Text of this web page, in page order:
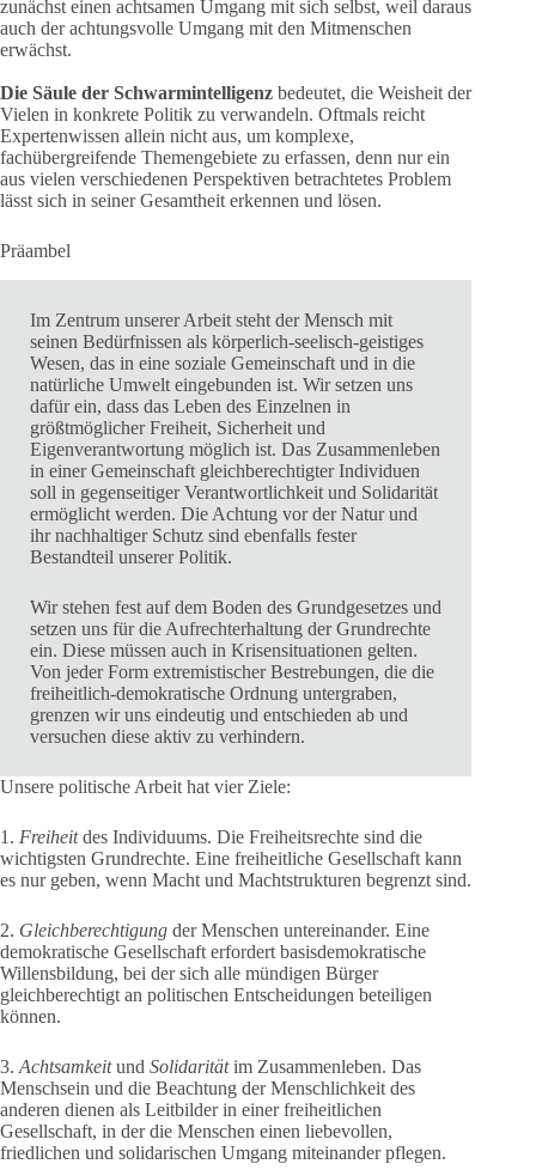
zunächst einen achtsamen Umgang mit sich selbst, weil daraus
auch der achtungsvolle Umgang mit den Mitmenschen
erwächst.
Die Säule der Schwarmintelligenz bedeutet, die Weisheit der
Vielen in konkrete Politik zu verwandeln. Oftmals reicht
Expertenwissen allein nicht aus, um komplexe,
fachübergreifende Themengebiete zu erfassen, denn nur ein
aus vielen verschiedenen Perspektiven betrachtetes Problem
lässt sich in seiner Gesamtheit erkennen und lösen.
Präambel
Im Zentrum unserer Arbeit steht der Mensch mit
seinen Bedürfnissen als körperlich-seelisch-geistiges
Wesen, das in eine soziale Gemeinschaft und in die
natürliche Umwelt eingebunden ist. Wir setzen uns
dafür ein, dass das Leben des Einzelnen in
größtmöglicher Freiheit, Sicherheit und
Eigenverantwortung möglich ist. Das Zusammenleben
in einer Gemeinschaft gleichberechtigter Individuen
soll in gegenseitiger Verantwortlichkeit und Solidarität
ermöglicht werden. Die Achtung vor der Natur und
ihr nachhaltiger Schutz sind ebenfalls fester
Bestandteil unserer Politik.
Wir stehen fest auf dem Boden des Grundgesetzes und
setzen uns für die Aufrechterhaltung der Grundrechte
ein. Diese müssen auch in Krisensituationen gelten.
Von jeder Form extremistischer Bestrebungen, die die
freiheitlich-demokratische Ordnung untergraben,
grenzen wir uns eindeutig und entschieden ab und
versuchen diese aktiv zu verhindern.
Unsere politische Arbeit hat vier Ziele:
1. Freiheitdes Individuums. Die Freiheitsrechte sind die
wichtigsten Grundrechte. Eine freiheitliche Gesellschaft kann
es nur geben, wenn Macht und Machtstrukturen begrenzt sind.
2. Gleichberechtigung der Menschen untereinander. Eine
demokratische Gesellschaft erfordert basisdemokratische
Willensbildung, bei der sich alle mündigen Bürger
gleichberechtigt an politischen Entscheidungen beteiligen
können.
3. Achtsamkeitund Solidaritätim Zusammenleben. Das
Menschsein und die Beachtung der Menschlichkeit des
anderen dienen als Leitbilder in einer freiheitlichen
Gesellschaft, in der die Menschen einen liebevollen,
friedlichen und solidarischen Umgang miteinander pflegen.